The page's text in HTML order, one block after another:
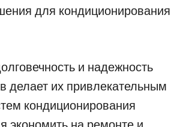
для кондиционирования
и надежность
делает их привлекательным
кондиционирования